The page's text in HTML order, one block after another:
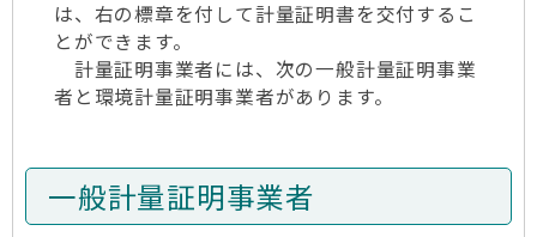
は、右の標章を付して計量証明書を交付するこ
とができます。
計量証明事業者には、次の一般計量証明事業
者と環境計量証明事業者があります。
一般計量証明事業者